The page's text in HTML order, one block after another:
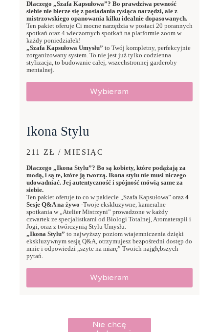
Dlaczego „Szafa Kapsułowa”? Bo prawdziwa pewność
siebie nie bierze się z posiadania tysiąca narzędzi, ale z
mistrzowskiego opanowania kilku idealnie dopasowanych.
Ten pakiet oferuje Ci mocne narzędzia w postaci 20 porannych
spotkań oraz 4 wieczornych spotkań na platformie zoom w
każdy poniedziałek!
„Szafa Kapsułowa Umysłu” to Twój kompletny, perfekcyjnie
zorganizowany system. To nie jest już tylko codzienna
stylizacja, to budowanie całej, wszechstronnej garderoby
mentalnej.
Wybieram
Ikona Stylu
211 ZŁ / MIESIĄC
Dlaczego „Ikona Stylu”? Bo są kobiety, które podążają za
modą, i są te, które ją tworzą. Ikona stylu nie musi niczego
udowadniać. Jej autentyczność i spójność mówią same za
siebie.
Ten pakiet oferuje to co w pakiecie „Szafa Kapsułowa” oraz 4
Sesje Q&A na żywo -Twoje ekskluzywne, kameralne
spotkania w „Atelier Mistrzyni” prowadzone w każdy
czwartek ze specjalistkami od Biologi Totalnej, Aromaterapii i
Jogi, oraz z twórczynią Stylu Umysłu.
„Ikona Stylu” to najwyższy poziom wtajemniczenia dzięki
ekskluzywnym sesją Q&A, otrzymujesz bezpośredni dostęp do
mnie i odpowiedzi „szyte na miarę” Twoich najgłębszych
pytań.
Wybieram
Nie chcę